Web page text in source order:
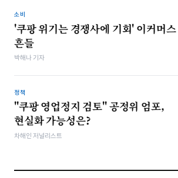
소비
'쿠팡 위기는 경쟁사에 기회' 이커머
흔들
박해나 기자
정책
"쿠팡 영업정지 검토" 공정위 엄포,
현실화 가능성은?
차해인 저널리스트